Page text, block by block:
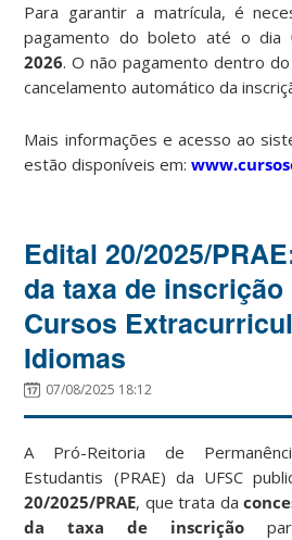
Para garantir a matrícula, é
pagamento do boleto até o dia
2026. O não pagamento dentro
cancelamento automático da
Mais informações e acesso ao
estão disponíveis em:
Edital 20/2025/
da taxa de inscrição
Cursos
Idiomas
07/08/2025 18:12
A Pró-Reitoria de
Estudantis (PRAE) da UFSC
20/2025/PRAE, que trata da
da taxa de inscrição